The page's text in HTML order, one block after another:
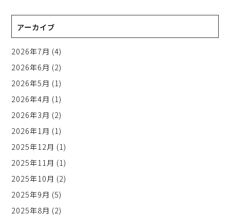
アーカイブ
2026年7月 (4)
2026年6月 (2)
2026年5月 (1)
2026年4月 (1)
2026年3月 (2)
2026年1月 (1)
2025年12月 (1)
2025年11月 (1)
2025年10月 (2)
2025年9月 (5)
2025年8月 (2)